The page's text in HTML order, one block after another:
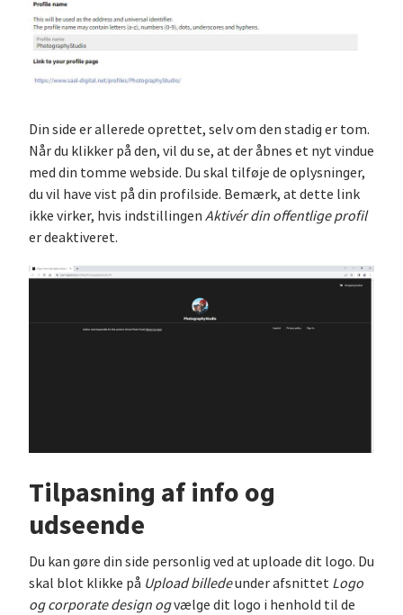
Din side er allerede oprettet, selv om den stadig er tom.
Når du klikker på den, vil du se, at der åbnes et nyt vindue
med din tomme webside. Du skal tilføje de oplysninger,
du vil have vist på din profilside. Bemærk, at dette link
ikke virker, hvis indstillingen Aktivér din offentlige profil
er deaktiveret.
Tilpasning af info og
udseende
Du kan gøre din side personlig ved at uploade dit logo. Du
skal blot klikke på Upload billedeunder afsnittet Logo
og corporate design ogvælge dit logo i henhold til de